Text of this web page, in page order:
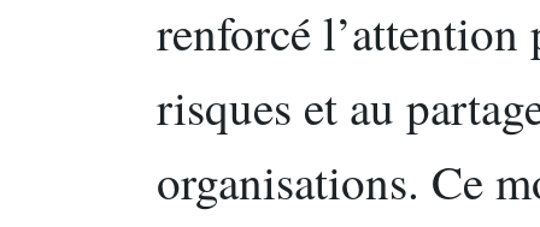
renforcé l’attention
risques et au
organisations. Ce